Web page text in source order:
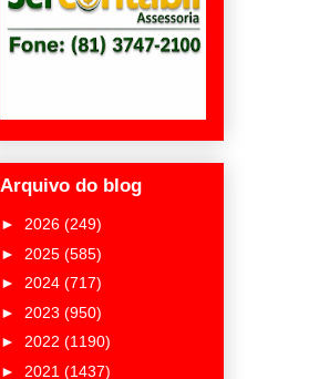
Arquivo do blog
► 2026 (249)
► 2025 (585)
► 2024 (717)
► 2023 (950)
► 2022 (1190)
► 2021 (1437)